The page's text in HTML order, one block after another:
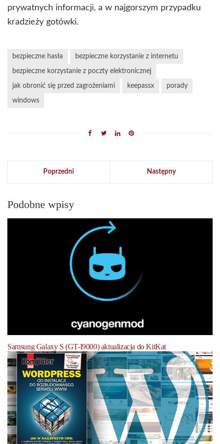
prywatnych informacji, a w najgorszym przypadku
kradzieży gotówki.
bezpieczne hasła bezpieczne korzystanie z internetu
bezpieczne korzystanie z poczty elektronicznej
jak obronić się przed zagrożeniami keepassx porady
windows
Poprzedni Następny
Podobne wpisy
Samsung Galaxy S (GT-I9000) aktualizacja do KitKat